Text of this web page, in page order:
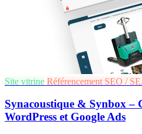
Site vitrine Référencement SEO /
Synacoustique & Synbox –
WordPress et Google Ads